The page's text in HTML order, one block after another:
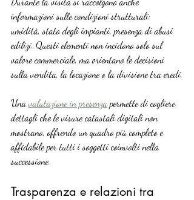
informazioni sulle condizioni strutturali:
umidità, stato degli impianti, presenza di abusi
edilizi. Questi elementi non incidono solo sul
valore commerciale, ma orientano le decisioni
sulla vendita, la locazione o la divisione tra eredi.
Una valutazione in presenza permette di cogliere
dettagli che le visure catastali digitali non
mostrano, offrendo un quadro più completo e
affidabile per tutti i soggetti coinvolti nella
successione.
Trasparenza e relazioni tra